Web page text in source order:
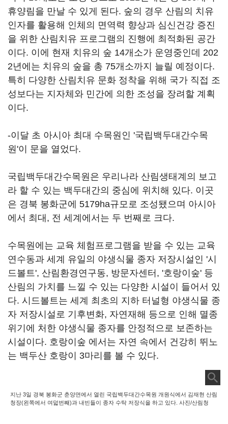
휴양림을 만날 수 있게 된다. 숲의 경우 산림의 치유
인자를 활용해 인체의 면역력 향상과 심신건강 증진
을 위한 산림치유 프로그램의 진행에 최적화된 공간
이다. 이에 현재 치유의 숲 14개소가 운영중인데 202
2년에는 치유의 숲을 총 75개소까지 늘릴 예정이다.
특히 다양한 산림치유 문화 정착을 위해 국가 직접 조
성보다는 지자체와 민간에 의한 조성을 장려할 계획
이다.
-이달 초 아시아 최대 수목원인 '국립백두대간수목
원'이 문을 열었다.
국립백두대간수목원은 우리나라 산림생태계의 보고
라 할 수 있는 백두대간의 중심에 위치해 있다. 이곳
은 경북 봉화군에 5179ha규모로 조성됐으며 아시아
에서 최대, 전 세계에서는 두 번째로 크다.
수목원에는 교육 체험프로그램을 받을 수 있는 교육
연수동과 세계 유일의 야생식물 종자 저장시설인 '시
드볼트', 산림환경연구동, 방문자센터, '호랑이숲' 등
산림의 가치를 느낄 수 있는 다양한 시설이 들어서 있
다. 시드볼트는 세계 최초의 지하 터널형 야생식물 종
자 저장시설로 기후변화, 자연재해 등으로 인해 멸종
위기에 처한 야생식물 종자를 안정적으로 보존하는
시설이다. 호랑이숲 에서는 자연 속에서 건강히 뛰노
는 백두산 호랑이 3마리를 볼 수 있다.
지난 3일 경북 봉화군 춘양면에서 열린 국립백두대간수목원 개원식에서 김재현 산림
청장(왼쪽에서 여덟번째)과 내빈들이 종자 수탁 저장식을 하고 있다. 사진/산림청